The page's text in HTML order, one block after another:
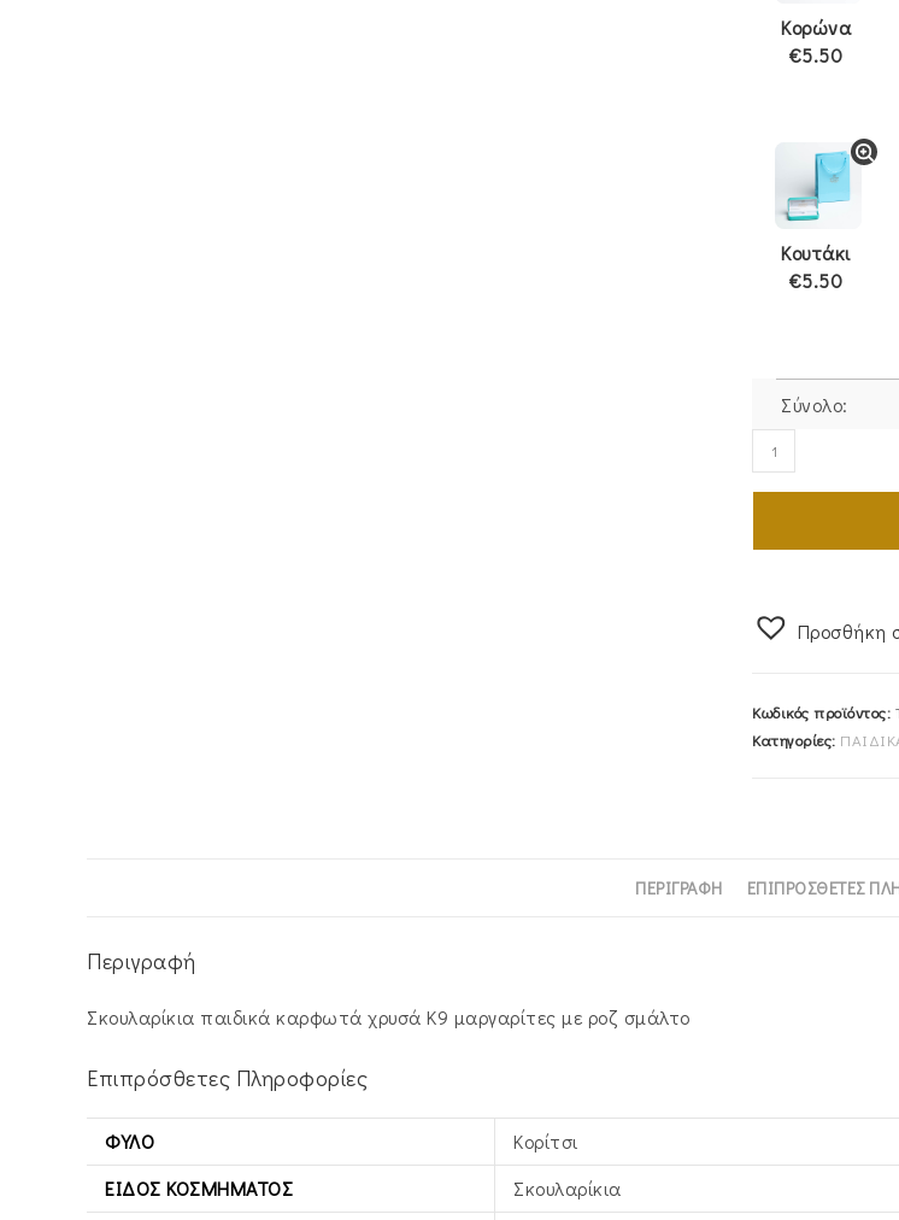
Κορώνα
€5.50
Κουτάκι
€5.50
Σύνολο:
Σκουλαρίκια
Χρυσά
Ροζ
920858Y
ποσότητα
Προσθήκη
Κωδικός προϊόντος:
Κατηγορίες:
ΠΕΡΙΓΡΑΦΉ ΕΠΙΠΡΌΣΘΕΤΕΣ
Περιγραφή
Σκουλαρίκια παιδικά καρφωτά χρυσά Κ9 μαργαρίτες με ροζ σμάλτο
Επιπρόσθετες Πληροφορίες
ΦΎΛΟ
Κορίτσι
ΕΊΔΟΣ ΚΟΣΜΉΜΑΤΟΣ
Σκουλαρίκια